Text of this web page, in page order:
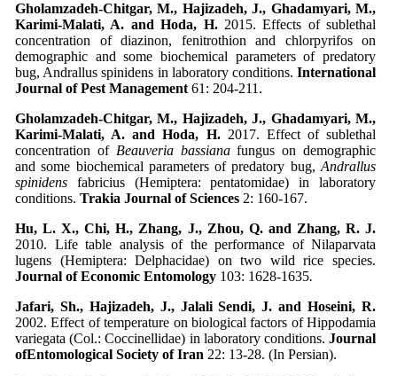
Gholamzadeh-Chitgar, M., Hajizadeh, J., Ghadamyari, M.,
Karimi-Malati, A. and Hoda, H.2015. Effects of sublethal
concentration of diazinon, fenitrothion and chlorpyrifos on
demographic and some biochemical parameters of predatory
bug, Andrallus spinidens in laboratory conditions. International
Journal of Pest Management 61: 204-211.
Gholamzadeh-Chitgar, M., Hajizadeh, J., Ghadamyari, M.,
Karimi-Malati, A. and Hoda, H.2017. Effect of sublethal
concentration of Beauveria bassianafungus on demographic
and some biochemical parameters of predatory bug, Andrallus
spinidens fabricius (Hemiptera: pentatomidae) in laboratory
conditions. Trakia Journal of Sciences 2: 160-167.
Hu, L. X., Chi, H., Zhang, J., Zhou, Q. and Zhang, R. J.
2010. Life table analysis of the performance of Nilaparvata
lugens (Hemiptera: Delphacidae) on two wild rice species.
Journal of Economic Entomology 103: 1628-1635.
Jafari, Sh., Hajizadeh, J., Jalali Sendi, J. and Hoseini, R.
2002. Effect of temperature on biological factors of Hippodamia
variegata (Col.: Coccinellidae) in laboratory conditions. Journal
ofEntomological Society of Iran 22: 13-28. (In Persian).